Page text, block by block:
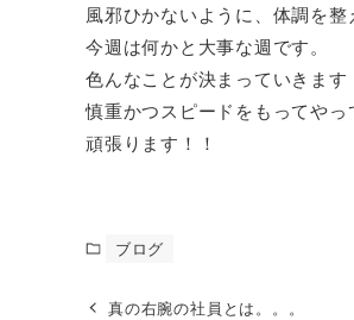
風邪ひかないように、体調を整
今週は何かと大事な週です。
色んなことが決まっていきます
慎重かつスピードをもってやっ
頑張ります！！
ブログ
真の右腕の社員とは。。。